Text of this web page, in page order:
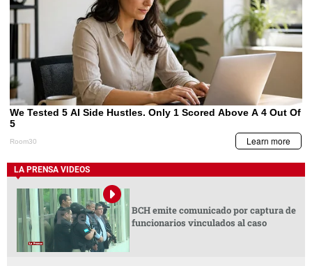
LA PRENSA VIDEOS
BCH emite comunicado por captura de
funcionarios vinculados al caso